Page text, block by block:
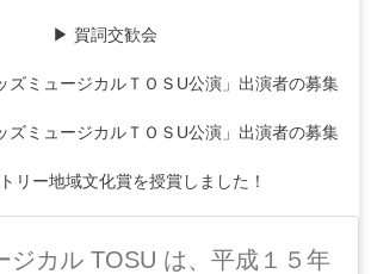
▶ 賀詞交歓会
ズミュージカルＴＯＳU公演」出演者の募集
ズミュージカルＴＯＳU公演」出演者の募集
リー地域文化賞を授賞しました！
ジカル TOSU は、平成１５年